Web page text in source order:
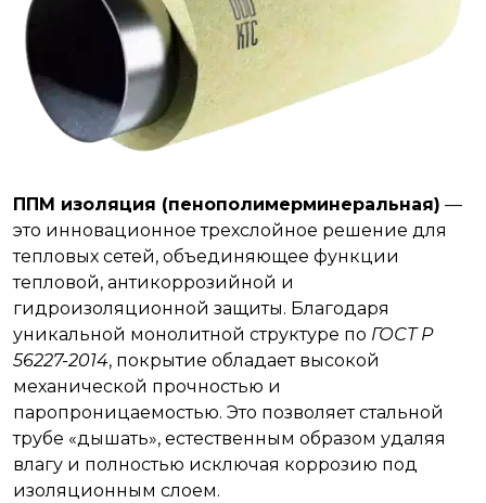
ППМ изоляция (пенополимерминеральная) —
это инновационное трехслойное решение для
тепловых сетей, объединяющее функции
тепловой, антикоррозийной и
гидроизоляционной защиты. Благодаря
уникальной монолитной структуре по ГОСТ Р
56227-2014, покрытие обладает высокой
механической прочностью и
паропроницаемостью. Это позволяет стальной
трубе «дышать», естественным образом удаляя
влагу и полностью исключая коррозию под
изоляционным слоем.